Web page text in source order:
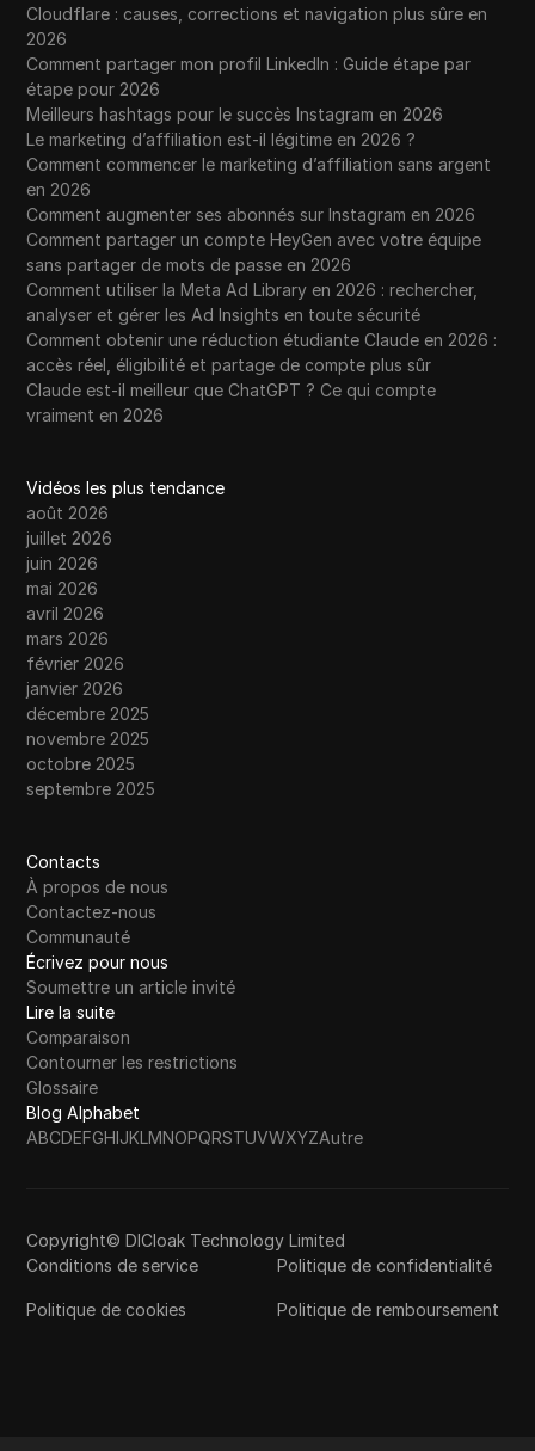
Cloudflare : causes, corrections et navigation plus sûre en
2026
Comment partager mon profil LinkedIn : Guide étape par
étape pour 2026
Meilleurs hashtags pour le succès Instagram en 2026
Le marketing d’affiliation est-il légitime en 2026 ?
Comment commencer le marketing d’affiliation sans argent
en 2026
Comment augmenter ses abonnés sur Instagram en 2026
Comment partager un compte HeyGen avec votre équipe
sans partager de mots de passe en 2026
Comment utiliser la Meta Ad Library en 2026 : rechercher,
analyser et gérer les Ad Insights en toute sécurité
Comment obtenir une réduction étudiante Claude en 2026 :
accès réel, éligibilité et partage de compte plus sûr
Claude est-il meilleur que ChatGPT ? Ce qui compte
vraiment en 2026
Vidéos les plus tendance
août 2026
juillet 2026
juin 2026
mai 2026
avril 2026
mars 2026
février 2026
janvier 2026
décembre 2025
novembre 2025
octobre 2025
septembre 2025
Contacts
À propos de nous
Contactez-nous
Communauté
Écrivez pour nous
Soumettre un article invité
Lire la suite
Comparaison
Contourner les restrictions
Glossaire
Blog Alphabet
ABCDEFGHIJKLMNOPQRSTUVWXYZAutre
Copyright© DICloak Technology Limited
Conditions de service
Politique de confidentialité
Politique de cookies Politique de remboursement